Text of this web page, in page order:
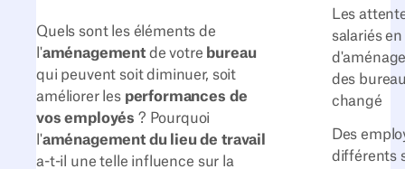
Les
salariés
des
changé
Des
différents
Quels sont les éléments de
l'aménagementde votre bureau
qui peuvent soit diminuer, soit
améliorer les performances de
vos employés ? Pourquoi
l'aménagement du lieu de travail
a-t-il une telle influence sur la